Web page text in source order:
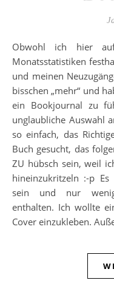
Obwohl ich hier auf meinem Blog immer meine
Monatsstatistiken
und meinen
bisschen „mehr“ und
ein Bookjournal zu
unglaubliche Auswahl
so einfach, das
Buch gesucht, das
ZU hübsch sein, weil
hineinzukritzeln :-p
sein und nur wenig
enthalten. Ich wollte
Cover einzukleben.